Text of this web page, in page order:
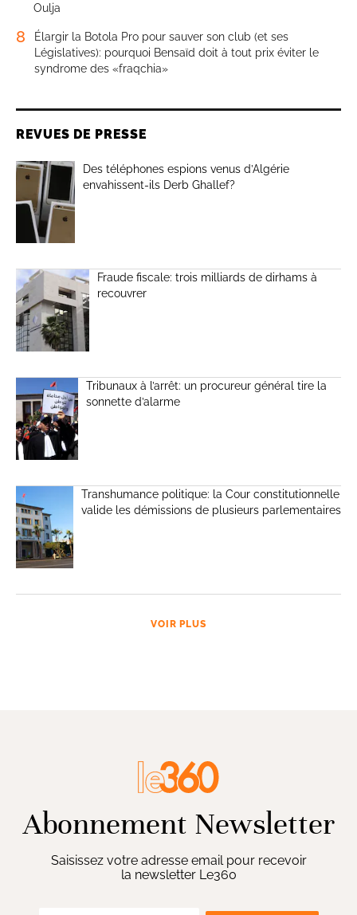
Oulja
8
Élargir la Botola Pro pour sauver son club (et ses
Législatives): pourquoi Bensaïd doit à tout prix éviter le
syndrome des «fraqchia»
REVUES DE PRESSE
Des téléphones espions venus d’Algérie
envahissent-ils Derb Ghallef?
Fraude fiscale: trois milliards de dirhams à
recouvrer
Tribunaux à l’arrêt: un procureur général tire la
sonnette d’alarme
Transhumance politique: la Cour constitutionnelle
valide les démissions de plusieurs parlementaires
VOIR PLUS
Abonnement Newsletter
Saisissez votre adresse email pour recevoir
la newsletter Le360